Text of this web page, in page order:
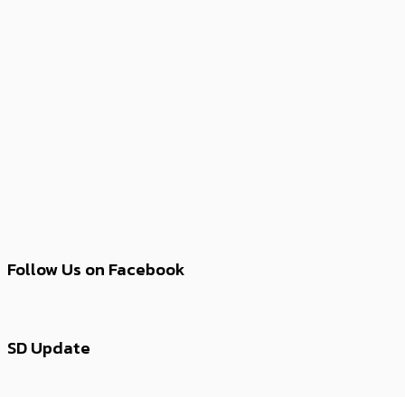
Follow Us on Facebook
SD Update